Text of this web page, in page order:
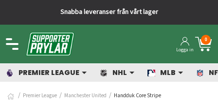
Snabba leveranser från vårt lager
Logga in
0
PREMIER LEAGUE NHL MLB
Premier League Manchester United Handduk Core Stripe